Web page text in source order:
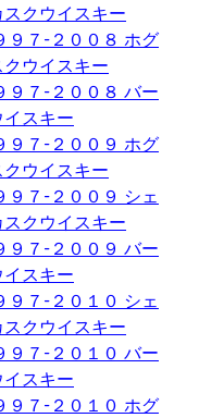
クウイスキー
９７-２００８ ホグ
ウイスキー
９７-２００８ バー
スキー
９７-２００９ ホグ
ウイスキー
９７-２００９ シェ
クウイスキー
９７-２００９ バー
スキー
９７-２０１０ シェ
クウイスキー
９７-２０１０ バー
スキー
９７-２０１０ ホグ